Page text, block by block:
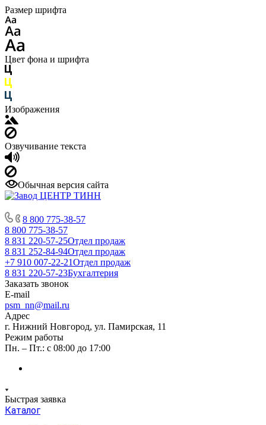
Размер шрифта
Цвет фона и шрифта
Изображения
Озвучивание текста
Обычная версия сайта
8 800 775-38-57
8 800 775-38-57
8 831 220-57-25Отдел продаж
8 831 252-84-94Отдел продаж
+7 910 007-22-21Отдел продаж
8 831 220-57-23Бухгалтерия
Заказать звонок
E-mail
psm_nn@mail.ru
Адрес
г. Нижний Новгород, ул. Памирская, 11
Режим работы
Пн. – Пт.: с 08:00 до 17:00
Быстрая заявка
Каталог